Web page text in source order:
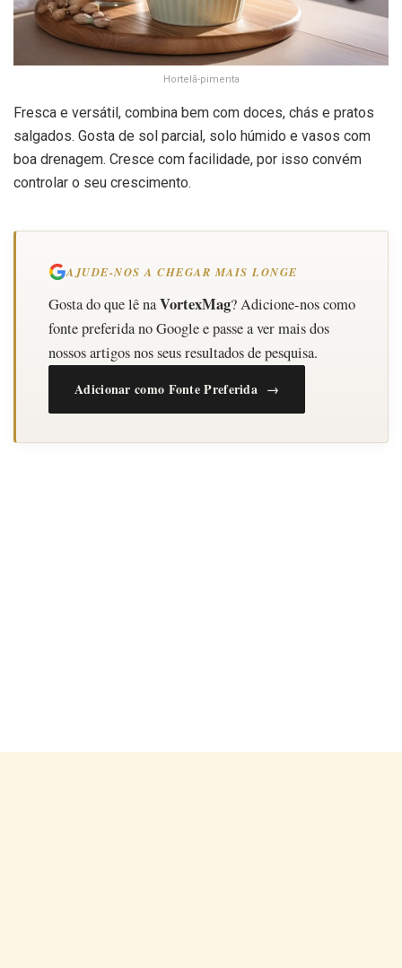
Hortelã-pimenta
Fresca e versátil, combina bem com doces, chás e pratos
salgados. Gosta de sol parcial, solo húmido e vasos com
boa drenagem. Cresce com facilidade, por isso convém
controlar o seu crescimento.
AJUDE-NOS A CHEGAR MAIS LONGE
Gosta do que lê naVortexMag? Adicione-nos como
fonte preferida no Google e passe a ver mais dos
nossos artigos nos seus resultados de pesquisa.
Adicionar como Fonte Preferida →